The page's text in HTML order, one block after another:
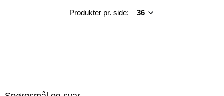
Produkter pr. side: